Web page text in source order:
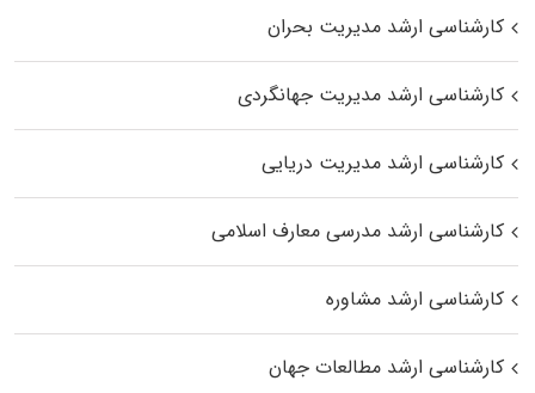
کارشناسی ارشد مدیریت بحران
کارشناسی ارشد مدیریت جهانگردی
کارشناسی ارشد مدیریت دریایی
کارشناسی ارشد مدرسی معارف اسلامی
کارشناسی ارشد مشاوره
کارشناسی ارشد مطالعات جهان